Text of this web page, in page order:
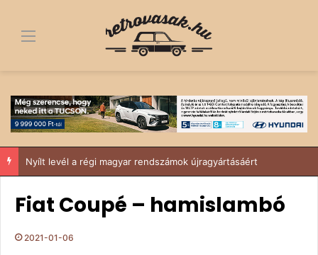
Menü
Nyílt levél a régi magyar rendszámok újragyártásáért
Fiat Coupé – hamislambó
2021-01-06